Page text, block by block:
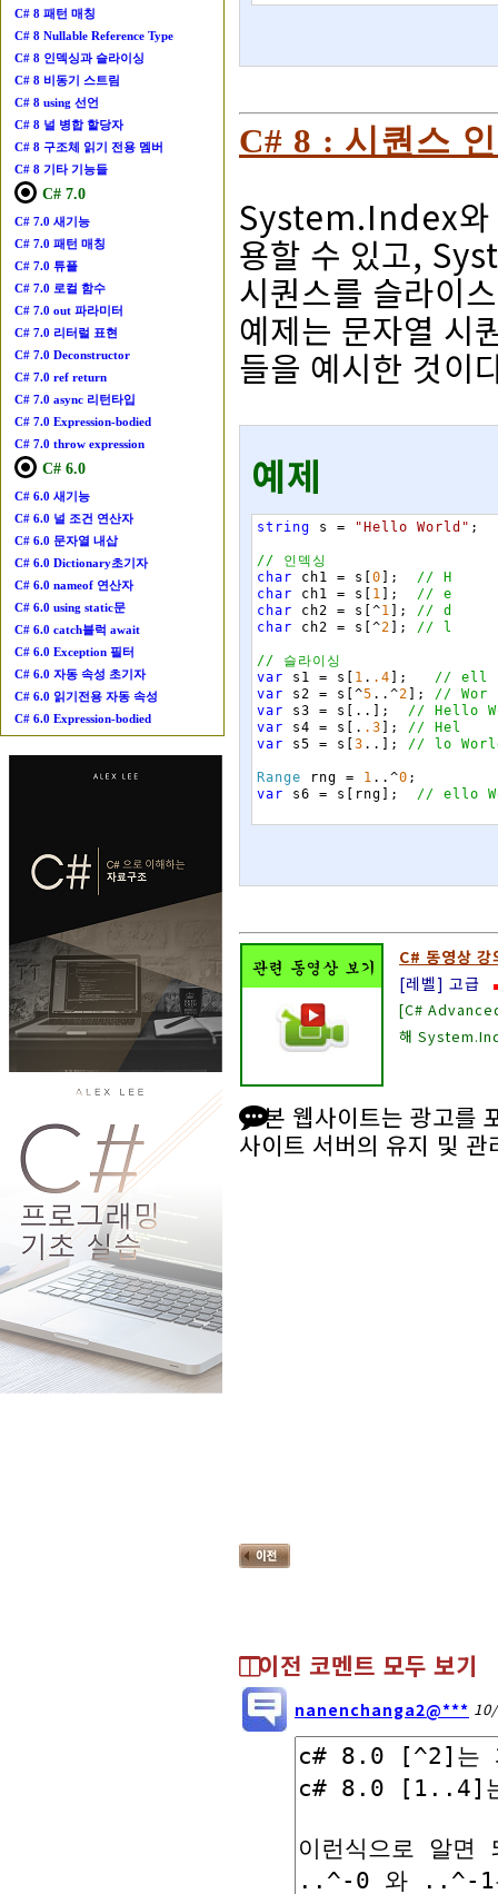
C# 8 패턴 매칭
C# 8 Nullable Reference Type
C# 8 인덱싱과 슬라이싱
C# 8 비동기 스트림
C# 8 using 선언
C# 8 널 병합 할당자
C# 8 구조체 읽기 전용 멤버
C# 8 기타 기능들
C# 7.0
C# 7.0 새기능
C# 7.0 패턴 매칭
C# 7.0 튜플
C# 7.0 로컬 함수
C# 7.0 out 파라미터
C# 7.0 리터럴 표현
C# 7.0 Deconstructor
C# 7.0 ref return
C# 7.0 async 리턴타입
C# 7.0 Expression-bodied
C# 7.0 throw expression
C# 6.0
C# 6.0 새기능
C# 6.0 널 조건 연산자
C# 6.0 문자열 내삽
C# 6.0 Dictionary초기자
C# 6.0 nameof 연산자
C# 6.0 using static문
C# 6.0 catch블럭 await
C# 6.0 Exception 필터
C# 6.0 자동 속성 초기자
C# 6.0 읽기전용 자동 속성
C# 6.0 Expression-bodied
C# 8 : 시퀀스
System.Index와
용할 수 있고,
시퀀스를 슬라이
예제는 문자열 시
들을 예시한 것이
예제
string s = "Hello World" ;
// 인덱싱
char
ch1 = s [0 ] ;
// H
char
ch1 = s [ 1 ] ;
// e
char
ch2 = s [^1 ] ;
// d
char
ch2 = s [^2 ] ; // l
// 슬라이싱
var
s1 = s [ 1 . .4 ] ;
// ell
var
s2 = s [^5 . . ^2 ] ;
// Wor
var
s3 = s [ . . ] ;
// Hello
var
s4 = s [ . .3 ] ;
// Hel
var
s5 = s [3 . . ] ; // lo
Range rng = 1 . . ^0 ;
var
s6 = s [ rng ] ; // ello
C# 동영상
[레벨] 고급
[C#
해
본 웹사이트는 광고를
사이트 서버의 유지 및
이전 코멘트 모두 보기
nanenchanga2@***